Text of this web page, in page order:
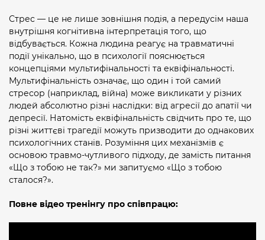
Стрес — це не лише зовнішня подія, а передусім наша
внутрішня когнітивна інтерпретація того, що
відбувається. Кожна людина реагує на травматичні
події унікально, що в психології пояснюється
концепціями мультифінальності та еквіфінальності.
Мультифінальність означає, що один і той самий
стресор (наприклад, війна) може викликати у різних
людей абсолютно різні наслідки: від агресії до апатії чи
депресії. Натомість еквіфінальність свідчить про те, що
різні життєві трагедії можуть призводити до однакових
психологічних станів. Розуміння цих механізмів є
основою травмо-чутливого підходу, де замість питання
«Що з тобою не так?» ми запитуємо «Що з тобою
сталося?».
Повне відео тренінгу про співпрацю: